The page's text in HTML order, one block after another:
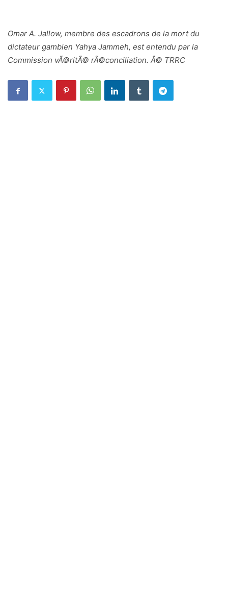
Omar A. Jallow, membre des escadrons de la mort du
dictateur gambien Yahya Jammeh, est entendu par la
Commission vÃ©ritÃ© rÃ©conciliation. Â© TRRC